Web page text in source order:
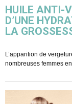
HUILE ANTI-
D’UNE
LA
L’apparition de
nombreuses femmes